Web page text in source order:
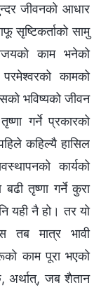
जीवनको आधार
सृष्टिकर्ताको सामु
काम भनेको
कामको
भविष्यको जीवन
गर्ने प्रकारको
कहिल्यै हासिल
कार्यको
तृष्णा गर्ने कुरा
यही नै हो। तर यो
तब मात्र भावी
काम पूरा भएको
अर्थात्, जब शैतान